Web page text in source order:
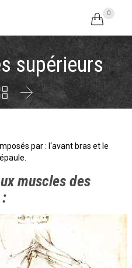
 0
supérieurs

par : l ‘avant bras et le
muscles des